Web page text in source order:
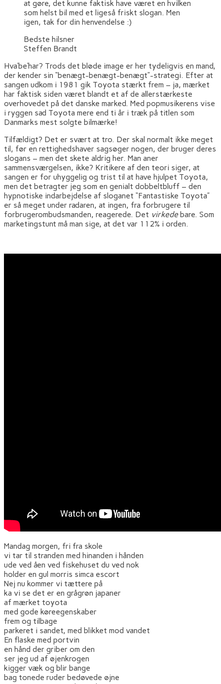
at gøre, det kunne faktisk have været en hvilken
som helst bil med et ligeså friskt slogan. Men
igen, tak for din henvendelse :)
Bedste hilsner
Steffen Brandt
Hva’be’har? Trods det bløde image er her tydeligvis en mand,
der kender sin “benægt-benægt-benægt”-strategi. Efter at
sangen udkom i 1981 gik Toyota stærkt frem – ja, mærket
har faktisk siden været blandt et af de allerstærkeste
overhovedet på det danske marked. Med popmusikerens vise
i ryggen sad Toyota mere end ti år i træk på titlen som
Danmarks mest solgte bilmærke!
Tilfældigt? Det er svært at tro. Der skal normalt ikke meget
til, før en rettighedshaver sagsøger nogen, der bruger deres
slogans – men det skete aldrig her. Man aner
sammensværgelsen, ikke? Kritikere af den teori siger, at
sangen er for uhyggelig og trist til at have hjulpet Toyota,
men det betragter jeg som en genialt dobbeltbluff – den
hypnotiske indarbejdelse af sloganet “Fantastiske Toyota”
er så meget under radaren, at ingen, fra forbrugere til
forbrugerombudsmanden, reagerede. Det virkede bare. Som
marketingstunt må man sige, at det var 112% i orden.
Mandag morgen, fri fra skole
vi tar til stranden med hinanden i hånden
ude ved åen ved fiskehuset du ved nok
holder en gul morris simca escort
Nej nu kommer vi tættere på
ka vi se det er en grågrøn japaner
af mærket toyota
med gode køreegenskaber
frem og tilbage
parkeret i sandet, med blikket mod vandet
En flaske med portvin
en hånd der griber om den
ser jeg ud af øjenkrogen
kigger væk og blir bange
bag tonede ruder bedøvede øjne